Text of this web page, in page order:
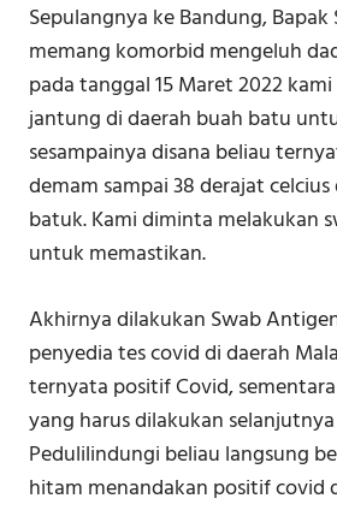
Sepulangnya ke Bandung, Bapak
memang komorbid mengeluh
pada tanggal 15 Maret 2022
jantung di daerah buah batu
sesampainya disana beliau
demam sampai 38 derajat
batuk. Kami diminta melakukan
untuk memastikan.
Akhirnya dilakukan Swab
penyedia tes covid di daerah
ternyata positif Covid,
yang harus dilakukan
Pedulilindungi beliau langsung
hitam menandakan positif covid